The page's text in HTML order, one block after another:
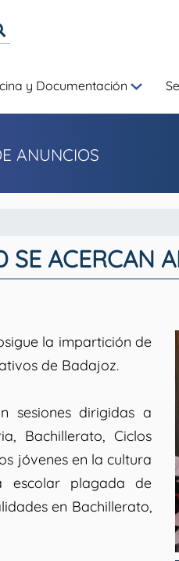
y Documentación
ANUNCIOS
ACERCAN
la impartición de
de Badajoz.
sesiones dirigidas a
Bachillerato, Ciclos
jóvenes en la cultura
escolar plagada de
en Bachillerato,